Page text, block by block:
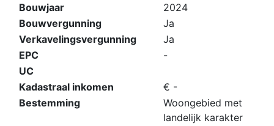
Bouwjaar
2024
Bouwvergunning
Ja
Verkavelingsvergunning
Ja
EPC
-
UC
Kadastraal inkomen
€ -
Bestemming
Woongebied met
landelijk karakter